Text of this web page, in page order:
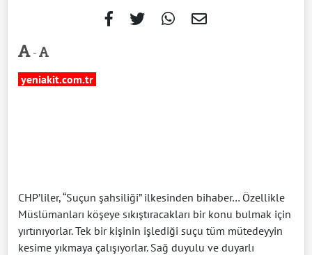
-
yeniakit.com.tr
CHP’liler, “Suçun şahsiliği” ilkesinden bihaber… Özellikle
Müslümanları köşeye sıkıştıracakları bir konu bulmak için
yırtınıyorlar. Tek bir kişinin işlediği suçu tüm mütedeyyin
kesime yıkmaya çalışıyorlar. Sağ duyulu ve duyarlı